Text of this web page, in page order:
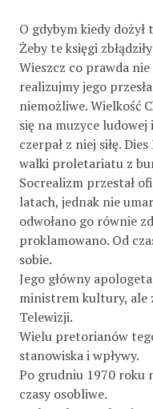
O gdybym kiedy dożył
Żeby te księgi
Wieszcz co prawda
realizujmy jego
niemożliwe. Wielkość
się na muzyce
czerpał z niej siłę.
walki proletariatu z
Socrealizm przestał
latach, jednak nie
odwołano go równie
proklamowano. Od
sobie.
Jego główny
ministrem kultury, ale
Telewizji.
Wielu pretorianów
stanowiska i wpływy.
Po grudniu 1970 roku
czasy osobliwe.